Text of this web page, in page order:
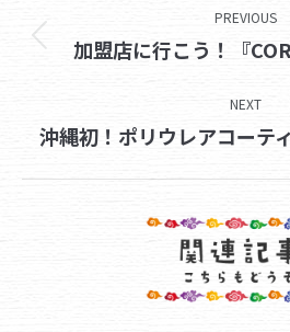
navigation
PREVIOUS
加盟店に行こう！『
NEXT
Next
沖縄初！ポリウレアコーテ